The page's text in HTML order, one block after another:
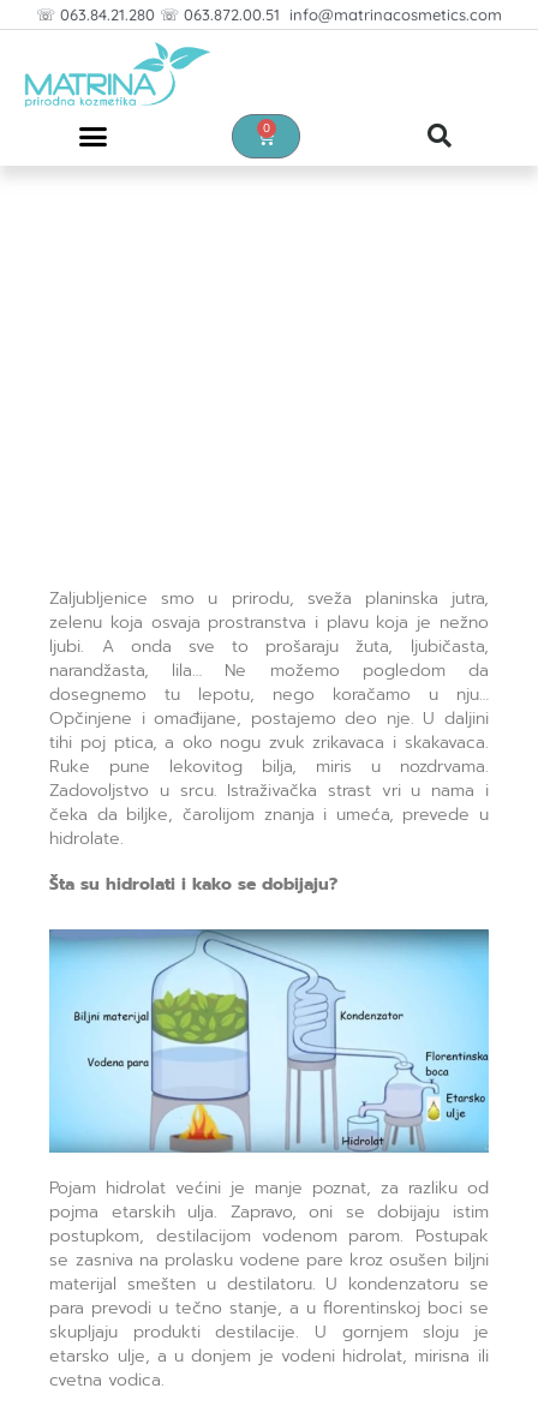
Pređi
sadržaj
☏ 063.84.21.280 ☏ 063.872.00.51 info@matrinacosmetics.com
0
Cart
Zaljubljenice smo u prirodu, sveža planinska jutra,
zelenu koja osvaja prostranstva i plavu koja je nežno
ljubi. A onda sve to prošaraju žuta, ljubičasta,
narandžasta, lila… Ne možemo pogledom da
dosegnemo tu lepotu, nego koračamo u nju…
Opčinjene i omađijane, postajemo deo nje. U daljini
tihi poj ptica, a oko nogu zvuk zrikavaca i skakavaca.
Ruke pune lekovitog bilja, miris u nozdrvama.
Zadovoljstvo u srcu. Istraživačka strast vri u nama i
čeka da biljke, čarolijom znanja i umeća, prevede u
hidrolate.
Šta su hidrolati i kako se dobijaju?
Pojam hidrolat većini je manje poznat, za razliku od
pojma etarskih ulja. Zapravo, oni se dobijaju istim
postupkom, destilacijom vodenom parom. Postupak
se zasniva na prolasku vodene pare kroz osušen biljni
materijal smešten u destilatoru. U kondenzatoru se
para prevodi u tečno stanje, a u florentinskoj boci se
skupljaju produkti destilacije. U gornjem sloju je
etarsko ulje, a u donjem je vodeni hidrolat, mirisna ili
cvetna vodica.